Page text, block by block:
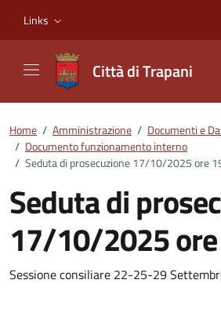
Links
Città di Trapani
Home / Amministrazione / Documenti e
/ Documento funzionamento interno
/ Seduta di prosecuzione 17/10/2025 ore
Seduta di
17/10/2025
Dettagli del
Sessione consiliare 22-25-29